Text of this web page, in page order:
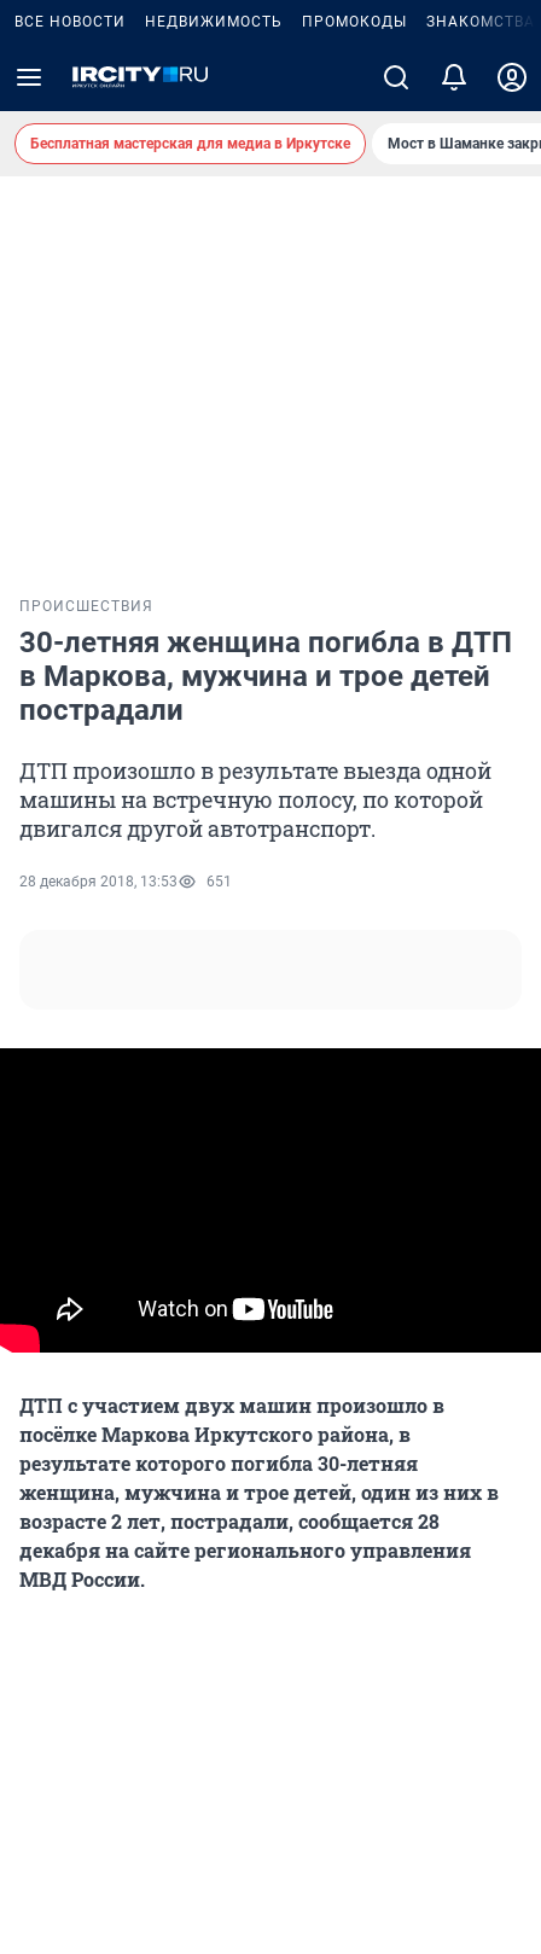
ВСЕ НОВОСТИ НЕДВИЖИМОСТЬ ПРОМОКОДЫ ЗНАКОМСТВА
Бесплатная мастерская для медиа в Иркутске Мост в Шаманке
ПРОИСШЕСТВИЯ
30-летняя женщина погибла в ДТП
в Маркова, мужчина и трое детей
пострадали
ДТП произошло в результате выезда одной
машины на встречную полосу, по которой
двигался другой автотранспорт.
28 декабря 2018, 13:53 651
ДТП с участием двух машин произошло в
посёлке Маркова Иркутского района, в
результате которого погибла 30-летняя
женщина, мужчина и трое детей, один из них в
возрасте 2 лет, пострадали, сообщается 28
декабря на сайте регионального управления
МВД России.